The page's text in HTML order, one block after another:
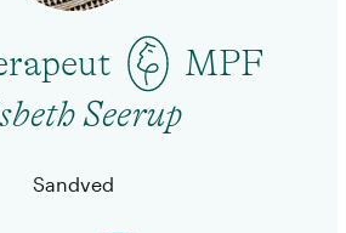
MPF
Seerup
Sandved